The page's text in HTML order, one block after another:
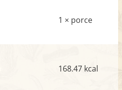
1 × porce
168.47 kcal